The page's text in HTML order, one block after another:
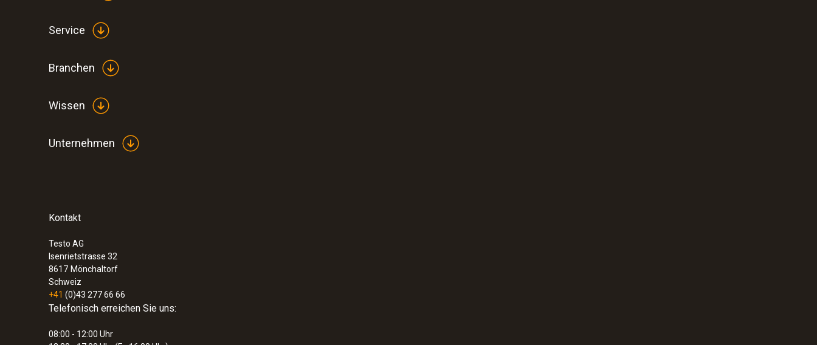
Service
Branchen
Wissen
Unternehmen
Kontakt
Testo AG
Isenrietstrasse 32
8617 Mönchaltorf
Schweiz
+41 (0)43 277 66 66
Telefonisch erreichen Sie uns:
08:00 - 12:00 Uhr